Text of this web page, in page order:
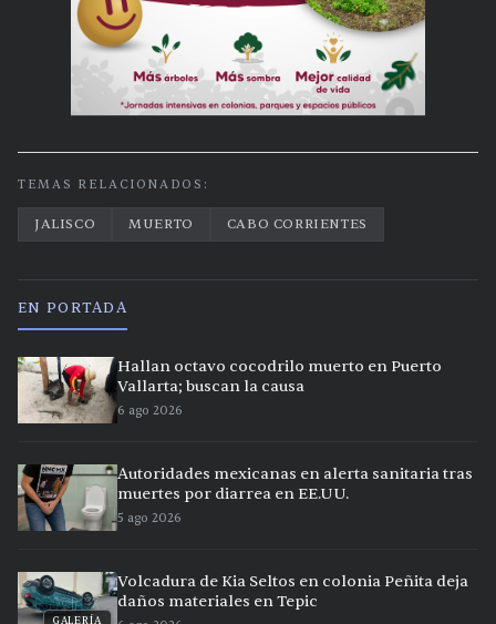
TEMAS RELACIONADOS:
JALISCO MUERTO CABO CORRIENTES
EN PORTADA
Hallan octavo cocodrilo muerto en Puerto
Vallarta; buscan la causa
6 ago 2026
Autoridades mexicanas en alerta sanitaria tras
muertes por diarrea en EE.UU.
5 ago 2026
GALERÍA
Volcadura de Kia Seltos en colonia Peñita deja
daños materiales en Tepic